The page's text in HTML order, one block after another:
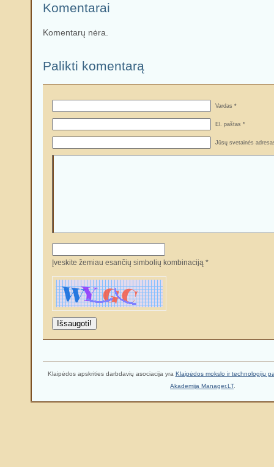
Komentarai
Komentarų nėra.
Palikti komentarą
Vardas *
El. paštas *
Jūsų svetainės
Įveskite žemiau esančių simbolių kombinaciją *
Klaipėdos apskrities darbdavių asociacija yra Klaipėdos mokslo ir technologijų
Akademija Manager.LT.